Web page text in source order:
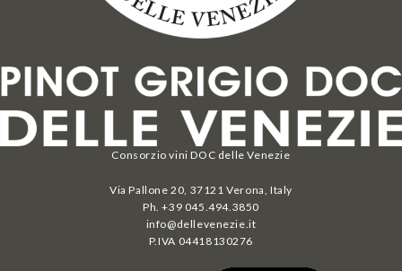
Consorzio vini DOC delle Venezie
Via Pallone 20, 37121 Verona, Italy
Ph. +39 045.494.3850
info@dellevenezie.it
P.IVA 04418130276